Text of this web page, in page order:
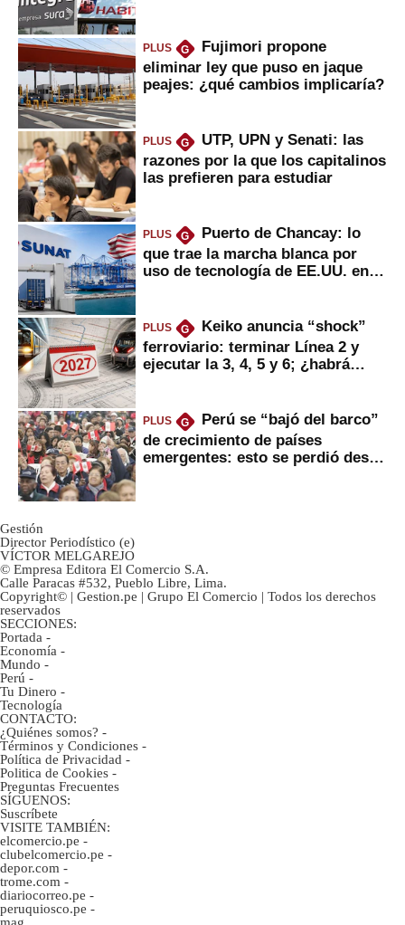
PLUS G
Fujimori propone
eliminar ley que puso en jaque
peajes: ¿qué cambios implicaría?
PLUS G
UTP, UPN y Senati: las
razones por la que los capitalinos
las prefieren para estudiar
PLUS G
Puerto de Chancay: lo
que trae la marcha blanca por
uso de tecnología de EE.UU. en
PLUS G
Keiko anuncia “shock”
ferroviario: terminar Línea 2 y
ejecutar la 3, 4, 5 y 6; ¿habrá
PLUS G
Perú se “bajó del barco”
de crecimiento de países
emergentes: esto se perdió desde
Gestión
Director Periodístico (e)
VÍCTOR MELGAREJO
© Empresa Editora El Comercio S.A.
Calle Paracas #532, Pueblo Libre, Lima.
Copyright© | Gestion.pe | Grupo El Comercio | Todos los derechos
reservados
SECCIONES:
Portada -
Economía -
Mundo -
Perú -
Tu Dinero -
Tecnología
CONTACTO:
¿Quiénes somos? -
Términos y Condiciones -
Política de Privacidad -
Politica de Cookies -
Preguntas Frecuentes
SÍGUENOS:
Suscríbete
VISITE TAMBIÉN:
elcomercio.pe -
clubelcomercio.pe -
depor.com -
trome.com -
diariocorreo.pe -
peruquiosco.pe -
mag